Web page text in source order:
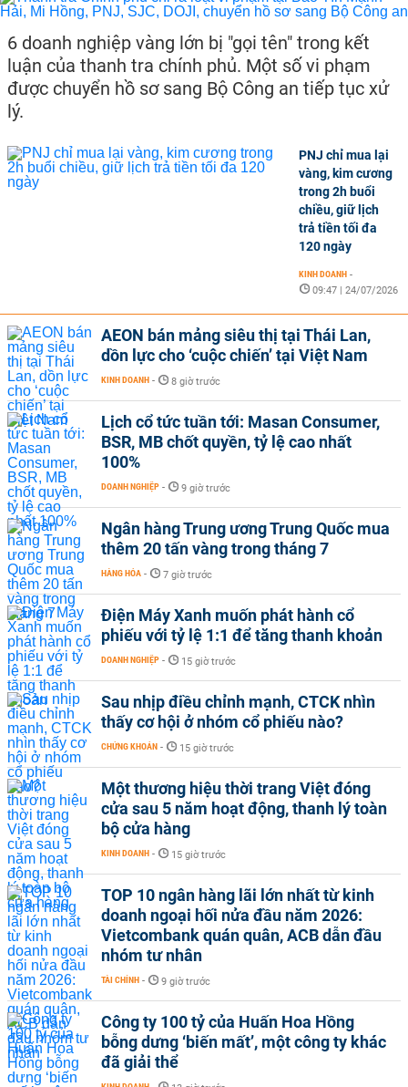
6 doanh nghiệp vàng lớn bị "gọi tên" trong kết
luận của thanh tra chính phủ. Một số vi phạm
được chuyển hồ sơ sang Bộ Công an tiếp tục xử
lý.
PNJ chỉ mua lại
vàng, kim cương
trong 2h buổi
chiều, giữ lịch
trả tiền tối đa
120 ngày
KINH DOANH -
09:47 | 24/07/2026
AEON bán mảng siêu thị tại Thái Lan,
dồn lực cho ‘cuộc chiến’ tại Việt Nam
KINH DOANH - 8 giờ trước
Lịch cổ tức tuần tới: Masan Consumer,
BSR, MB chốt quyền, tỷ lệ cao nhất
100%
DOANH NGHIỆP - 9 giờ trước
Ngân hàng Trung ương Trung Quốc mua
thêm 20 tấn vàng trong tháng 7
HÀNG HÓA - 7 giờ trước
Điện Máy Xanh muốn phát hành cổ
phiếu với tỷ lệ 1:1 để tăng thanh khoản
DOANH NGHIỆP - 15 giờ trước
Sau nhịp điều chỉnh mạnh, CTCK nhìn
thấy cơ hội ở nhóm cổ phiếu nào?
CHỨNG KHOÁN - 15 giờ trước
Một thương hiệu thời trang Việt đóng
cửa sau 5 năm hoạt động, thanh lý toàn
bộ cửa hàng
KINH DOANH - 15 giờ trước
TOP 10 ngân hàng lãi lớn nhất từ kinh
doanh ngoại hối nửa đầu năm 2026:
Vietcombank quán quân, ACB dẫn đầu
nhóm tư nhân
TÀI CHÍNH - 9 giờ trước
Công ty 100 tỷ của Huấn Hoa Hồng
bỗng dưng ‘biến mất’, một công ty khác
đã giải thể